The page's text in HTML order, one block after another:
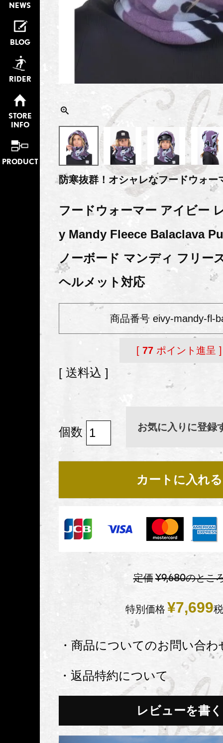
NEWS
BLOG
RIDER
STORE
INFO
PRODUCT
防寒抜群！オシャレなフードウォー
フードウォーマー アイビー
y Mandy Fleece Balaclava
ノーボード マンディ フリー
ヘルメット対応
商品番号 eivy-mandy-fl-
[ 77 ポイント進呈 ]
送料込
お気に入りに登録
カートに入れる
定価¥9,680のとこ
特別価格 ¥7,699
・商品についてのお問い合わ
・返品特約について
レビューを書く